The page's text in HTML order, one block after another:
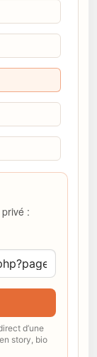
:
d’une
story, bio